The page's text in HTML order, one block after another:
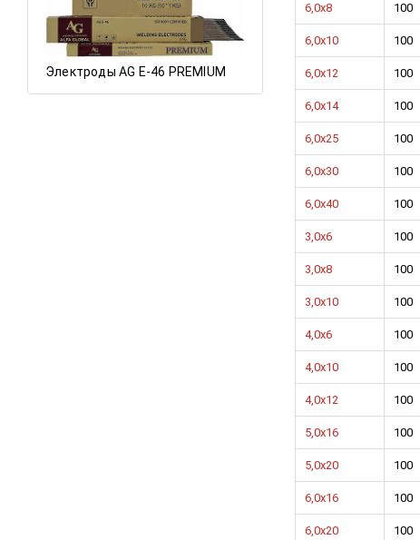
Электроды AG E-46 PREMIUM
6,0х8 100
6,0х10 100
6,0х12 100
6,0х14 100
6,0х25 100
6,0х30 100
6,0х40 100
3,0х6 100
3,0х8 100
3,0х10 100
4,0х6 100
4,0х10 100
4,0х12 100
5,0х16 100
5,0х20 100
6,0х16 100
6,0х20 100